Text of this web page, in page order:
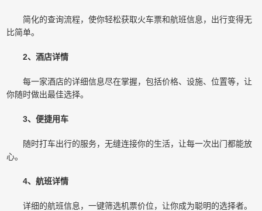
简化的查询流程，使你轻松获取火车票和航班信息，出行变得无
比简单。
2、酒店详情
每一家酒店的详细信息尽在掌握，包括价格、设施、位置等，让
你随时做出最佳选择。
3、便捷用车
随时打车出行的服务，无缝连接你的生活，让每一次出门都能放
心。
4、航班详情
详细的航班信息，一键筛选机票价位，让你成为聪明的选择者。